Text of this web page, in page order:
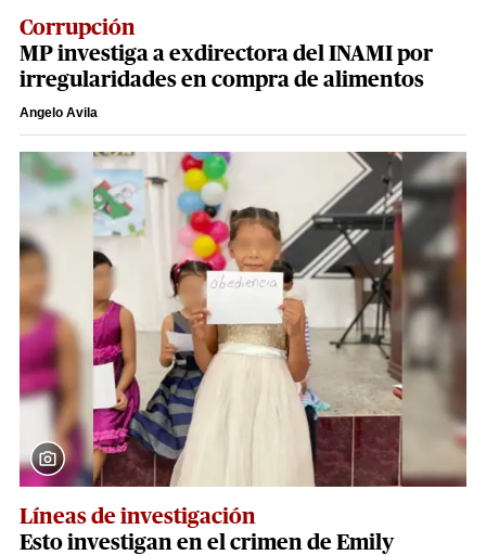
Corrupción
MP investiga a exdirectora del INAMI por
irregularidades en compra de alimentos
Angelo Avila
Líneas de investigación
Esto investigan en el crimen de Emily